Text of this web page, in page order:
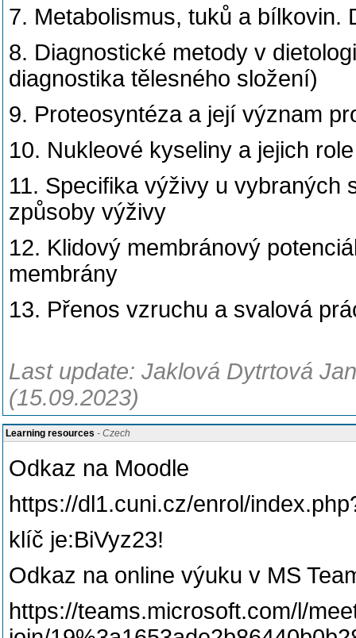
7. Metabolismus, tuků a bílkovin.
8. Diagnostické metody v
diagnostika tělesného složení)
9. Proteosyntéza a její význam
10. Nukleové kyseliny a jejich
11. Specifika výživy u vybraných
způsoby výživy
12. Klidový membránový
membrány
13. Přenos vzruchu a svalová
Last update: Jaklová Dytrtová
(15.09.2023)
Learning resources - Czech
Odkaz na Moodle
https://dl1.cuni.cz/enrol/
klíč je:BiVyz23!
Odkaz na online výuku v MS
https://teams.microsoft.com/l/